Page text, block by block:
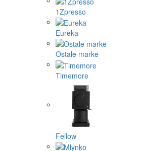
1Zpresso
Eureka
Ostale marke
Timemore
Fellow